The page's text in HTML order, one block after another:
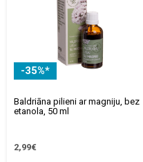
-35%*
Baldriāna pilieni ar magniju, bez
etanola, 50 ml
2,99€